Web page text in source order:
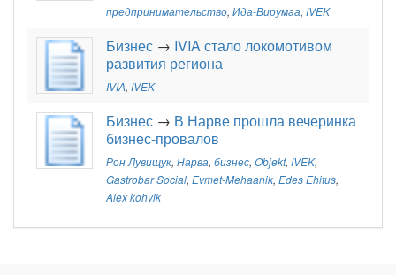
предпринимательство, Ида-Вирумаа, IVEK
Бизнес → IVIA стало локомотивом
развития региона
IVIA, IVEK
Бизнес → В Нарве прошла вечеринка
бизнес-провалов
Рон Лувищук, Нарва, бизнес, Objekt, IVEK,
Gastrobar Social, Evmet-Mehaanik, Edes Ehitus,
Alex kohvik